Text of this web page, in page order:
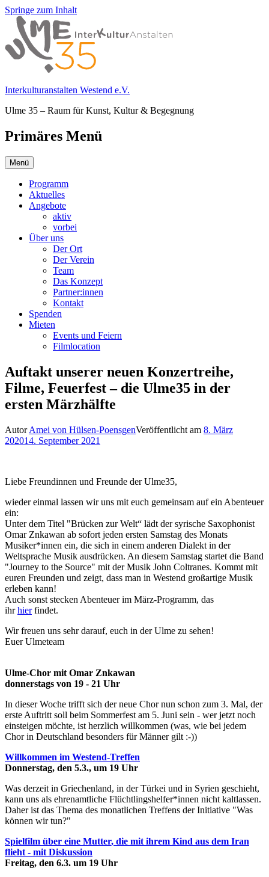
Springe zum Inhalt
Interkulturanstalten Westend e.V.
Ulme 35 – Raum für Kunst, Kultur & Begegnung
Primäres Menü
Menü
Programm
Aktuelles
Angebote
aktiv
vorbei
Über uns
Der Ort
Der Verein
Team
Das Konzept
Partner:innen
Kontakt
Spenden
Mieten
Events und Feiern
Filmlocation
Auftakt unserer neuen Konzertreihe,
Filme, Feuerfest – die Ulme35 in der
ersten Märzhälfte
AutorAmei von Hülsen-PoensgenVeröffentlicht am 8. März
202014. September 2021
Liebe Freundinnen und Freunde der Ulme35,
wieder einmal lassen wir uns mit euch gemeinsam auf ein Abenteuer
ein:
Unter dem Titel "Brücken zur Welt“ lädt der syrische Saxophonist
Omar Znkawan ab sofort jeden ersten Samstag des Monats
Musiker*innen ein, die sich in einem anderen Dialekt in der
Weltsprache Musik ausdrücken. An diesem Samstag startet die Band
"Journey to the Source" mit der Musik John Coltranes. Kommt mit
euren Freunden und zeigt, dass man in Westend großartige Musik
erleben kann!
Auch sonst stecken Abenteuer im März-Programm, das
ihrhierfindet.
Wir freuen uns sehr darauf, euch in der Ulme zu sehen!
Euer Ulmeteam
Ulme-Chor mit Omar Znkawan
donnerstags von 19 - 21 Uhr
In dieser Woche trifft sich der neue Chor nun schon zum 3. Mal, der
erste Auftritt soll beim Sommerfest am 5. Juni sein - wer jetzt noch
einsteigen möchte, ist herzlich willkommen (was, wie bei jedem
Chor in Deutschland besonders für Männer gilt :-))
Willkommen im Westend-Treffen
Donnerstag, den 5.3., um 19 Uhr
Was derzeit in Griechenland, in der Türkei und in Syrien geschieht,
kann uns als ehrenamtliche Flüchtlingshelfer*innen nicht kaltlassen.
Daher ist das Thema des monatlichen Treffens der Initiative "Was
können wir tun?"
Spielfilm über eine Mutter, die mit ihrem Kind aus dem Iran
flieht - mit Diskussion
Freitag, den 6.3. um 19 Uhr